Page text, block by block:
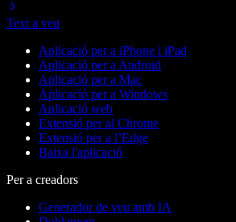
Text a veu
Aplicació per a iPhone i iPad
Aplicació per a Android
Aplicació per a Mac
Aplicació per a Windows
Aplicació web
Extensió per al Chrome
Extensió per a l’Edge
Baixa l'aplicació
Per a creadors
Generador de veu amb IA